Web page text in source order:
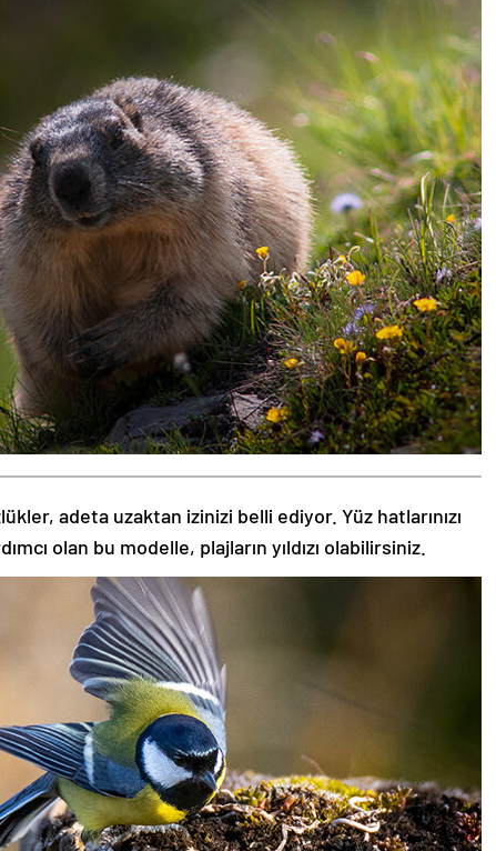
adeta uzaktan izinizi belli ediyor. Yüz hatlarınızı
olan bu modelle, plajların yıldızı olabilirsiniz.